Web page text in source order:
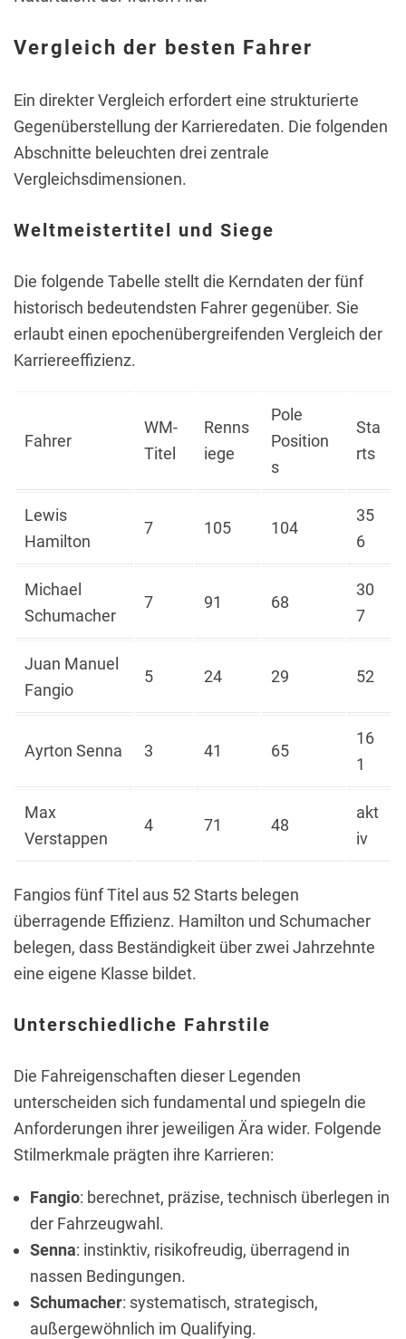
Vergleich der besten Fahrer
Ein direkter Vergleich erfordert eine strukturierte
Gegenüberstellung der Karrieredaten. Die folgenden
Abschnitte beleuchten drei zentrale
Vergleichsdimensionen.
Weltmeistertitel und Siege
Die folgende Tabelle stellt die Kerndaten der fünf
historisch bedeutendsten Fahrer gegenüber. Sie
erlaubt einen epochenübergreifenden Vergleich der
Karriereeffizienz.
Fahrer
WM-
Titel
Renns
iege
Pole
Position
s
Sta
rts
Lewis
Hamilton
7 105 104
35
6
Michael
Schumacher
7 91 68
30
7
Juan Manuel
Fangio
5 24 29 52
Ayrton Senna 3 41 65
16
1
Max
Verstappen
4 71 48
akt
iv
Fangios fünf Titel aus 52 Starts belegen
überragende Effizienz. Hamilton und Schumacher
belegen, dass Beständigkeit über zwei Jahrzehnte
eine eigene Klasse bildet.
Unterschiedliche Fahrstile
Die Fahreigenschaften dieser Legenden
unterscheiden sich fundamental und spiegeln die
Anforderungen ihrer jeweiligen Ära wider. Folgende
Stilmerkmale prägten ihre Karrieren:
Fangio: berechnet, präzise, technisch überlegen in
der Fahrzeugwahl.
Senna: instinktiv, risikofreudig, überragend in
nassen Bedingungen.
Schumacher: systematisch, strategisch,
außergewöhnlich im Qualifying.